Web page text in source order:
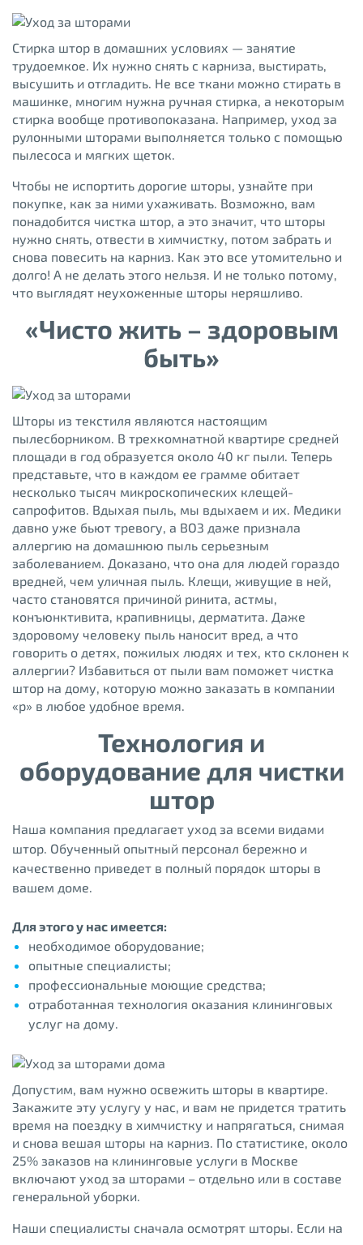
Стирка штор в домашних условиях — занятие
трудоемкое. Их нужно снять с карниза, выстирать,
высушить и отгладить. Не все ткани можно стирать в
машинке, многим нужна ручная стирка, а некоторым
стирка вообще противопоказана. Например, уход за
рулонными шторами выполняется только с помощью
пылесоса и мягких щеток.
Чтобы не испортить дорогие шторы, узнайте при
покупке, как за ними ухаживать. Возможно, вам
понадобится чистка штор, а это значит, что шторы
нужно снять, отвести в химчистку, потом забрать и
снова повесить на карниз. Как это все утомительно и
долго! А не делать этого нельзя. И не только потому,
что выглядят неухоженные шторы неряшливо.
«Чисто жить – здоровым
быть»
Шторы из текстиля являются настоящим
пылесборником. В трехкомнатной квартире средней
площади в год образуется около 40 кг пыли. Теперь
представьте, что в каждом ее грамме обитает
несколько тысяч микроскопических клещей-
сапрофитов. Вдыхая пыль, мы вдыхаем и их. Медики
давно уже бьют тревогу, а ВОЗ даже признала
аллергию на домашнюю пыль серьезным
заболеванием. Доказано, что она для людей гораздо
вредней, чем уличная пыль. Клещи, живущие в ней,
часто становятся причиной ринита, астмы,
конъюнктивита, крапивницы, дерматита. Даже
здоровому человеку пыль наносит вред, а что
говорить о детях, пожилых людях и тех, кто склонен к
аллергии? Избавиться от пыли вам поможет чистка
штор на дому, которую можно заказать в компании
«р» в любое удобное время.
Технология и
оборудование для чистки
штор
Наша компания предлагает уход за всеми видами
штор. Обученный опытный персонал бережно и
качественно приведет в полный порядок шторы в
вашем доме.
Для этого у нас имеется:
необходимое оборудование;
опытные специалисты;
профессиональные моющие средства;
отработанная технология оказания клининговых
услуг на дому.
Допустим, вам нужно освежить шторы в квартире.
Закажите эту услугу у нас, и вам не придется тратить
время на поездку в химчистку и напрягаться, снимая
и снова вешая шторы на карниз. По статистике, около
25% заказов на клининговые услуги в Москве
включают уход за шторами – отдельно или в составе
генеральной уборки.
Наши специалисты сначала осмотрят шторы. Если на